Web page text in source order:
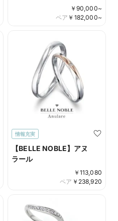
￥ 90,000~
￥ 182,000~
ペア
情報充実
【BELLE NOBLE】アヌ
ラール
￥ 113,080
￥ 238,920
ペア